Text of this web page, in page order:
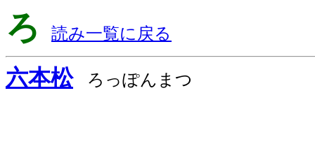
ろ 読み一覧に戻る
六本松 ろっぽんまつ